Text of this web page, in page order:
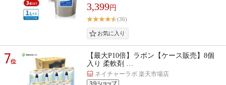
3,399円
(36)
7位
【最大P10倍】ラボン【ケース販売】8個
入り 柔軟剤 …
ネイチャーラボ 楽天市場店